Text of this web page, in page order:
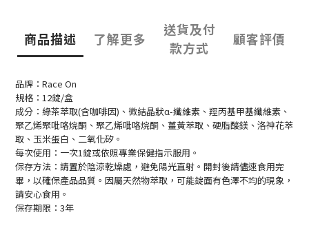
商品描述 了解更多
送貨及付
款方式
顧客評價
品牌：Race On
規格：12錠/盒
成分：綠茶萃取(含咖啡因)、微結晶狀α-纖維素、羥丙基甲基纖維素、
聚乙烯聚吡咯烷酮、聚乙烯吡咯烷酮、薑黃萃取、硬脂酸鎂、洛神花萃
取、玉米蛋白、二氧化矽。
每次使用：一次1錠或依照專業保健指示服用。
保存方法：請置於陰涼乾燥處，避免陽光直射。開封後請儘速食用完
畢，以確保產品品質。因屬天然物萃取，可能錠面有色澤不均的現象，
請安心食用。
保存期限：3年